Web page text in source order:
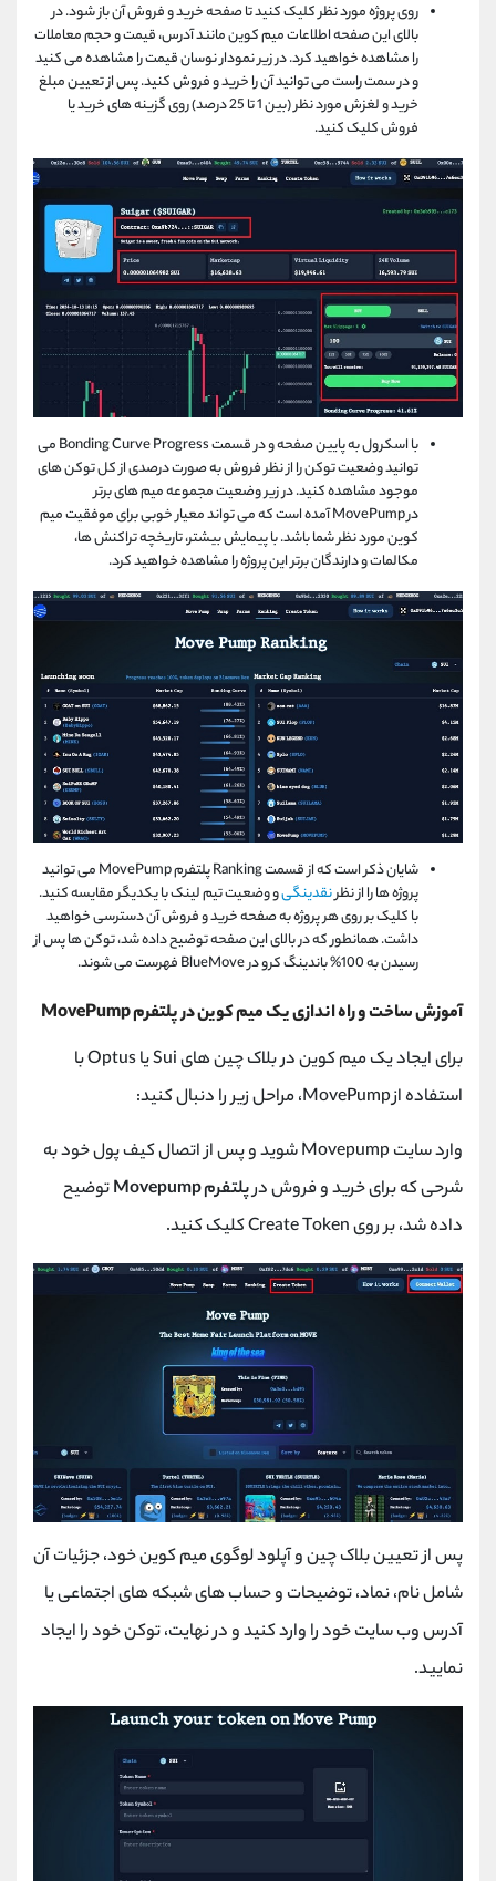
روی پروژه مورد نظر کلیک کنید تا صفحه خرید و فروش آن باز شود. در
بالای این صفحه اطلاعات میم کوین مانند آدرس، قیمت و حجم معاملات
را مشاهده خواهید کرد. در زیر نمودار نوسان قیمت را مشاهده می کنید
و در سمت راست می توانید آن را خرید و فروش کنید. پس از تعیین مبلغ
خرید و لغزش مورد نظر (بین 1 تا 25 درصد) روی گزینه های خرید یا
فروش کلیک کنید.
با اسکرول به پایین صفحه و در قسمت Bonding Curve Progress می
توانید وضعیت توکن را از نظر فروش به صورت درصدی از کل توکن های
موجود مشاهده کنید. در زیر وضعیت مجموعه میم های برتر
در MovePump آمده است که می تواند معیار خوبی برای موفقیت میم
کوین مورد نظر شما باشد. با پیمایش بیشتر، تاریخچه تراکنش ها،
مکالمات و دارندگان برتر این پروژه را مشاهده خواهید کرد.
شایان ذکر است که از قسمت Ranking پلتفرم MovePump می توانید
پروژه ها را از نظرنقدینگیو وضعیت تیم لینک با یکدیگر مقایسه کنید.
با کلیک بر روی هر پروژه به صفحه خرید و فروش آن دسترسی خواهید
داشت. همانطور که در بالای این صفحه توضیح داده شد، توکن ها پس از
رسیدن به 100% باندینگ کرو در BlueMove فهرست می شوند.
آموزش ساخت و راه اندازی یک میم کوین در پلتفرم MovePump
برای ایجاد یک میم کوین در بلاک چین های Sui یا Optus با
استفاده از MovePump، مراحل زیر را دنبال کنید:
وارد سایت Movepump شوید و پس از اتصال کیف پول خود به
شرحی که برای خرید و فروش درپلتفرم Movepump
توضیح
داده شد، بر روی Create Token کلیک کنید.
پس از تعیین بلاک چین و آپلود لوگوی میم کوین خود، جزئیات آن
شامل نام، نماد، توضیحات و حساب های شبکه های اجتماعی یا
آدرس وب سایت خود را وارد کنید و در نهایت، توکن خود را ایجاد
نمایید.